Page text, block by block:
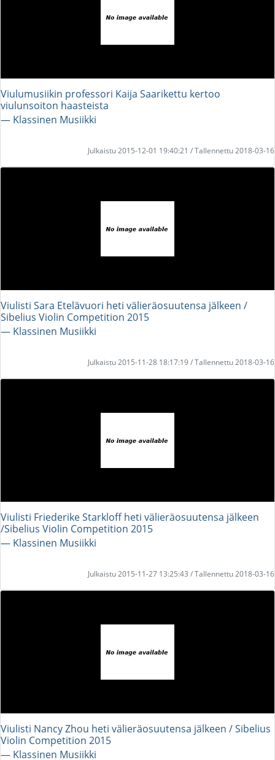
Viulumusiikin professori Kaija Saarikettu kertoo
viulunsoiton haasteista
― Klassinen Musiikki
Julkaistu 2015-12-01 19:40:21 / Tallennettu 2018-03-16
Viulisti Sara Etelävuori heti välieräosuutensa jälkeen /
Sibelius Violin Competition 2015
― Klassinen Musiikki
Julkaistu 2015-11-28 18:17:19 / Tallennettu 2018-03-16
Viulisti Friederike Starkloff heti välieräosuutensa jälkeen
/Sibelius Violin Competition 2015
― Klassinen Musiikki
Julkaistu 2015-11-27 13:25:43 / Tallennettu 2018-03-16
Viulisti Nancy Zhou heti välieräosuutensa jälkeen / Sibelius
Violin Competition 2015
― Klassinen Musiikki